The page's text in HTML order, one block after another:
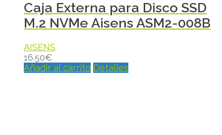
Caja Externa para Disco SSD
M.2 NVMe Aisens ASM2-008B
AISENS
16.50€
Añadir al carrito Detalles